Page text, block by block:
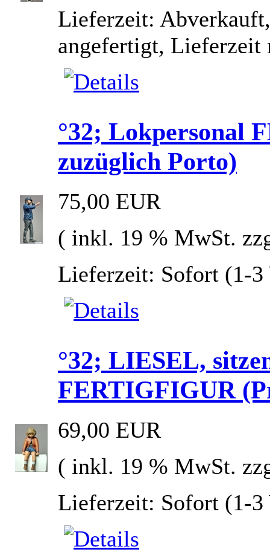
Lieferzeit:
angefertigt, Lieferzeit
°32; Lokpersonal
zuzüglich Porto)
75,00 EUR
( inkl. 19 % MwSt.
Lieferzeit: Sofort (1-3
°32; LIESEL,
FERTIGFIGUR
69,00 EUR
( inkl. 19 % MwSt.
Lieferzeit: Sofort (1-3